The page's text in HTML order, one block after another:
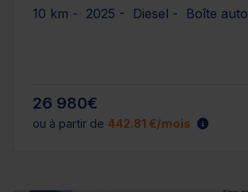
10 km - 2025 - Diesel - Boîte auto
26 980€
ou à partir de 442.81 €/mois